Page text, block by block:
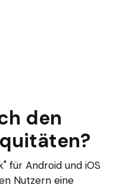
den
für Android und iOS
Nutzern eine